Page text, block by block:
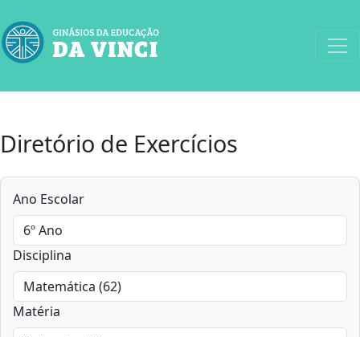
Diretório de Exercícios
Ano Escolar
Disciplina
Matéria